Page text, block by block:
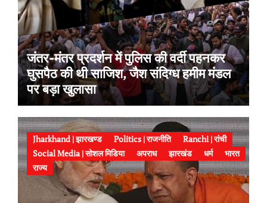
जंतर-मंतर प्रदर्शन में पुलिस की वर्दी पहनकर
घुसपैठ की थी साजिश, जैश संदिग्ध हमीम मंडल
पर बड़ा खुलासा
Jharkhand | झारखण्ड Politics | राजनीति
Ranchi | रांची
Social Media | सोशल मिडिया
अपराध झारखंड धर्म
भारत
राज्य